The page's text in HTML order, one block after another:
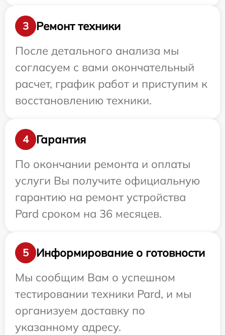
3
Ремонт техники
После детального анализа мы
согласуем с вами окончательный
расчет, график работ и приступим к
восстановлению техники.
4
Гарантия
По окончании ремонта и оплаты
услуги Вы получите официальную
гарантию на ремонт устройства
Pard сроком на 36 месяцев.
5
Информирование о готовности
Мы сообщим Вам о успешном
тестировании техники Pard, и мы
организуем доставку по
указанному адресу.